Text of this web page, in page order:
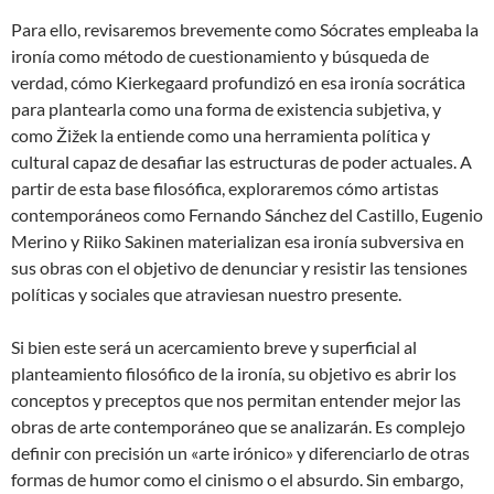
Para ello, revisaremos brevemente como Sócrates empleaba la
ironía como método de cuestionamiento y búsqueda de
verdad, cómo Kierkegaard profundizó en esa ironía socrática
para plantearla como una forma de existencia subjetiva, y
como Žižek la entiende como una herramienta política y
cultural capaz de desafiar las estructuras de poder actuales. A
partir de esta base filosófica, exploraremos cómo artistas
contemporáneos como Fernando Sánchez del Castillo, Eugenio
Merino y Riiko Sakinen materializan esa ironía subversiva en
sus obras con el objetivo de denunciar y resistir las tensiones
políticas y sociales que atraviesan nuestro presente.
Si bien este será un acercamiento breve y superficial al
planteamiento filosófico de la ironía, su objetivo es abrir los
conceptos y preceptos que nos permitan entender mejor las
obras de arte contemporáneo que se analizarán. Es complejo
definir con precisión un «arte irónico» y diferenciarlo de otras
formas de humor como el cinismo o el absurdo. Sin embargo,